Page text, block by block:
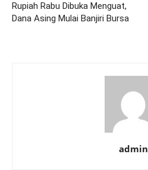
Rupiah Rabu Dibuka Menguat,
Dana Asing Mulai Banjiri Bursa
admin